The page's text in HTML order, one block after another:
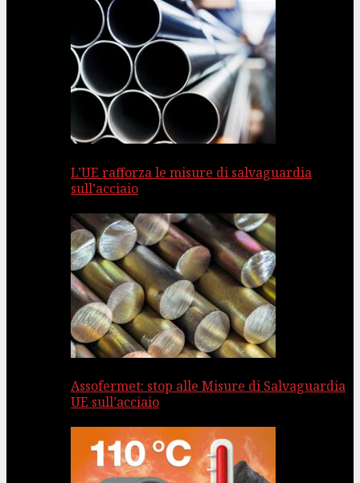
L’UE rafforza le misure di salvaguardia
sull’acciaio
Assofermet: stop alle Misure di Salvaguardia
UE sull’acciaio